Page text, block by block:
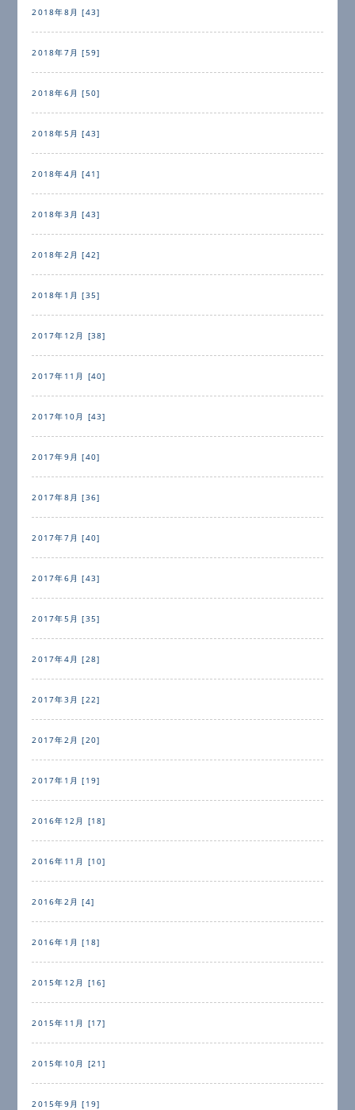
2018年8月 [43]
2018年7月 [59]
2018年6月 [50]
2018年5月 [43]
2018年4月 [41]
2018年3月 [43]
2018年2月 [42]
2018年1月 [35]
2017年12月 [38]
2017年11月 [40]
2017年10月 [43]
2017年9月 [40]
2017年8月 [36]
2017年7月 [40]
2017年6月 [43]
2017年5月 [35]
2017年4月 [28]
2017年3月 [22]
2017年2月 [20]
2017年1月 [19]
2016年12月 [18]
2016年11月 [10]
2016年2月 [4]
2016年1月 [18]
2015年12月 [16]
2015年11月 [17]
2015年10月 [21]
2015年9月 [19]